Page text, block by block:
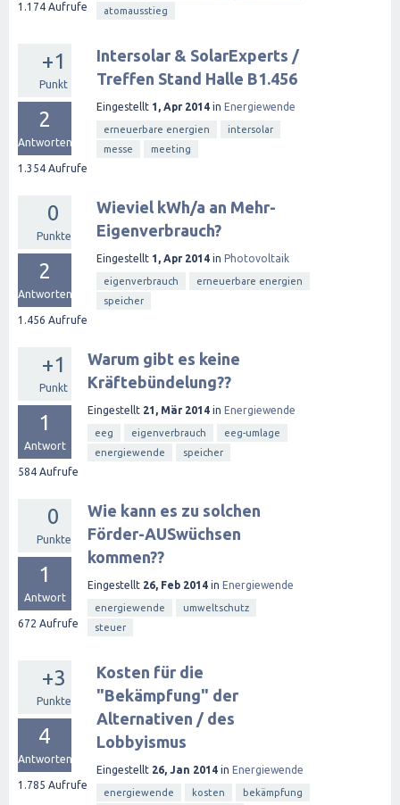
1.174 Aufrufe
atomausstieg
+1
Punkt
2
Antworten
1.354 Aufrufe
Intersolar & SolarExperts /
Treffen Stand Halle B1.456
Eingestellt 1, Apr 2014 in Energiewende
erneuerbare energien
intersolar
messe
meeting
0
Punkte
2
Antworten
1.456 Aufrufe
Wieviel kWh/a an Mehr-
Eigenverbrauch?
Eingestellt 1, Apr 2014 in Photovoltaik
eigenverbrauch
erneuerbare energien
speicher
+1
Punkt
1
Antwort
584 Aufrufe
Warum gibt es keine
Kräftebündelung??
Eingestellt 21, Mär 2014 in Energiewende
eeg eigenverbrauch
eeg-umlage
energiewende
speicher
0
Punkte
1
Antwort
672 Aufrufe
Wie kann es zu solchen
Förder-AUSwüchsen
kommen??
Eingestellt 26, Feb 2014 in Energiewende
energiewende
umweltschutz
steuer
+3
Punkte
4
Antworten
1.785 Aufrufe
Kosten für die
"Bekämpfung" der
Alternativen / des
Lobbyismus
Eingestellt 26, Jan 2014 in Energiewende
energiewende kosten bekämpfung